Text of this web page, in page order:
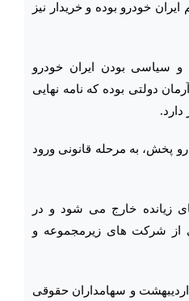
خودرو بوده و خریدار نیز
و سیاسی بودن ایران خودرو
دولتی بوده که نامه نهایی
دارد.
پخش، به مرحله قانونی ورود
زیانده خارج می شود و در
شرکت های زیرمجموعه و
و سهامداران حقوقی